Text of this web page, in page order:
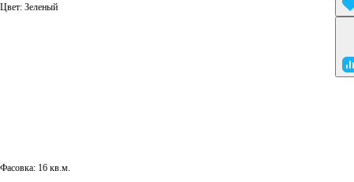
Цвет: Зеленый
Фасовка: 16 кв.м.